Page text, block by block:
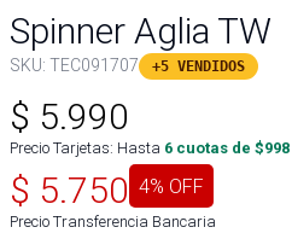
Spinner Aglia TW
SKU: TEC091707 +5 VENDIDOS
$ 5.990
Precio Tarjetas: Hasta 6 cuotas de $998
$ 5.750 4% OFF
Precio Transferencia Bancaria